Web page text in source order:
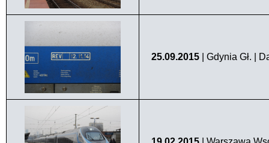
25.09.2015 | Gdynia Gł. |